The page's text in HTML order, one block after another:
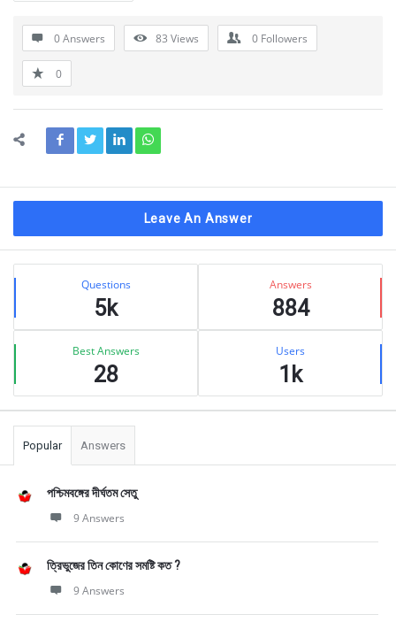
0 Answers 83 Views 0 Followers
0
Leave An Answer
Sidebar
Stats Questions
5k
Answers
884
Best Answers
28
Users
1k
Popular Answers
পশ্চিমবঙ্গের দীর্ঘতম সেতু
9 Answers
ত্রিভুজের তিন কোণের সমষ্টি কত ?
9 Answers